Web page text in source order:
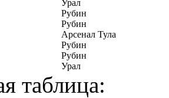
Урал
Рубин
Рубин
Арсенал Тула
Рубин
Рубин
Урал
таблица: